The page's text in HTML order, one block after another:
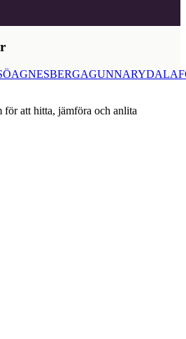
AGNESBERGAGUNNARYD
för att hitta, jämföra och anlita